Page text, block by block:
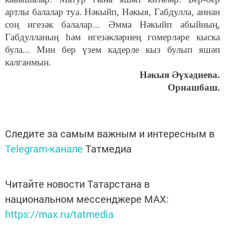
артлы балалар туа. Нәкыйп, Нәкыя, Габдулла, аннан
соң игезәк балалар... Әмма Нәкыйп абыйның,
Габдулланың һәм игезәкләрнең гомерләре кыска
була... Мин бер үзем кадерле кыз булып яшәп
калганмын.
Нәкыя Әүхәдиева.
Орнашбаш.
Следите за самым важным и интересным в
Telegram-канале Татмедиа
Читайте новости Татарстана в
национальном мессенджере MАХ:
https://max.ru/tatmedia